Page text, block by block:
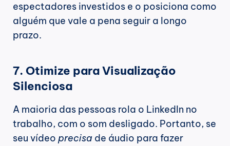
espectadores investidos e o posiciona como
alguém que vale a pena seguir a longo
prazo.
7. Otimize para Visualização
Silenciosa
A maioria das pessoas rola o LinkedIn no
trabalho, com o som desligado. Portanto, se
seu vídeo precisa de áudio para fazer